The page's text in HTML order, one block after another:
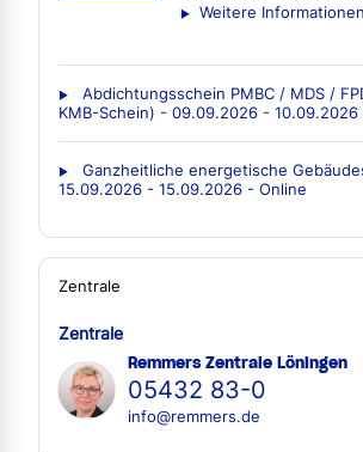
Weitere Informationen
Abdichtungsschein PMBC / MDS /
KMB-Schein) - 09.09.2026 - 10.09.2026
Ganzheitliche energetische
15.09.2026 - 15.09.2026 - Online
Zentrale
Zentrale
Remmers Zentrale Löningen
05432 83-0
info@remmers.de